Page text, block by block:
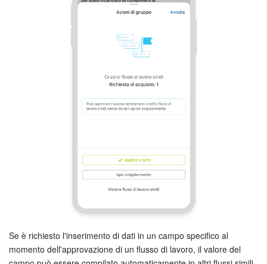
Se è richiesto l'inserimento di dati in un campo specifico al
momento dell'approvazione di un flusso di lavoro, il valore del